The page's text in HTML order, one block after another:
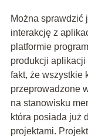
Można sprawdzić
interakcję z
platformie
produkcji
fakt, że wszystkie
przeprowadzone
na stanowisku
która posiada już
projektami.